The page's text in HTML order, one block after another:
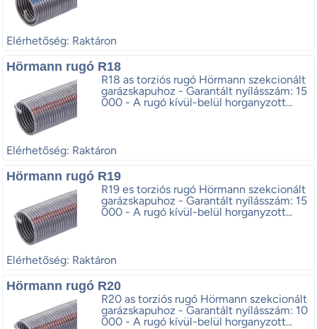
Elérhetőség: Raktáron
Hörmann rugó R18
R18 as torziós rugó Hörmann szekcionált
garázskapuhoz - Garantált nyílásszám: 15
000 - A rugó kívül-belül horganyzott...
Elérhetőség: Raktáron
Hörmann rugó R19
R19 es torziós rugó Hörmann szekcionált
garázskapuhoz - Garantált nyílásszám: 15
000 - A rugó kívül-belül horganyzott...
Elérhetőség: Raktáron
Hörmann rugó R20
R20 as torziós rugó Hörmann szekcionált
garázskapuhoz - Garantált nyílásszám: 10
000 - A rugó kívül-belül horganyzott...